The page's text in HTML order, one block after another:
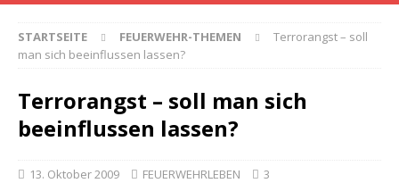
STARTSEITE FEUERWEHR-THEMEN
Terrorangst – soll
man sich beeinflussen lassen?
Terrorangst – soll man sich
beeinflussen lassen?
13. Oktober 2009 FEUERWEHRLEBEN 3